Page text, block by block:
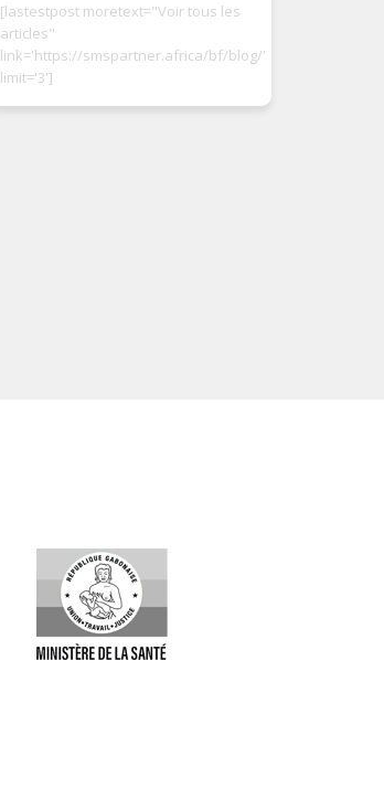
[lastestpost moretext="Voir tous les
articles"
link='https://smspartner.africa/bf/blog/'
limit='3']